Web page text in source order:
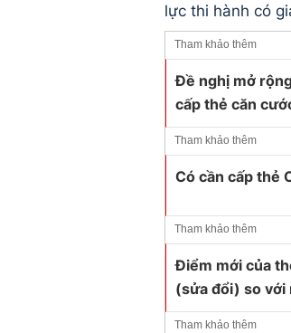
lực thi hành có
Tham khảo thêm
Đề nghị mở
cấp thẻ căn
Tham khảo thêm
Có cần cấp thẻ
Tham khảo thêm
Điểm mới của
(sửa đổi) so với
Tham khảo thêm